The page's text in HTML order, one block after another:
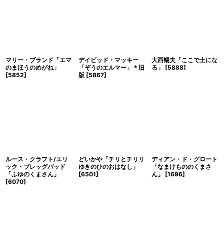
マリー・ブランド「エマ
のまほうのめがね」
[5852]
デイビッド・マッキー
「ぞうのエルマー」＊旧
版 [5867]
大西暢夫「ここで土にな
る」
[5888]
ルース・クラフト/エリ
ック・ブレッグバッド
「ふゆのくまさん」
[6070]
どいかや「チリとチリリ
ゆきのひのおはなし」
[6501]
ディアン・ド・グロート
「なまけもののくまさ
ん」
[1696]